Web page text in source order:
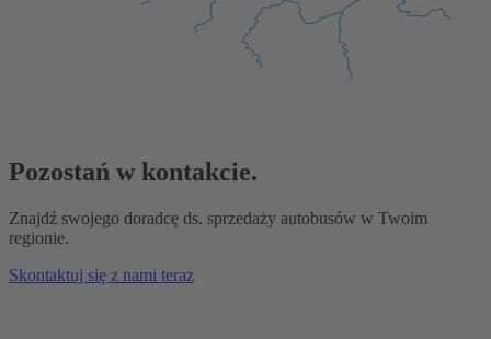
Pozostań w kontakcie.
Znajdź swojego doradcę ds. sprzedaży autobusów w Twoim
regionie.
Skontaktuj się z nami teraz